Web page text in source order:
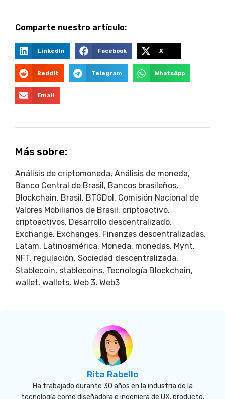
Comparte nuestro artículo:
LinkedIn Facebook X
Reddit Telegram WhatsApp
Email
Más sobre:
Análisis de criptomoneda, Análisis de moneda,
Banco Central de Brasil , Bancos brasileños,
Blockchain, Brasil , BTGDol , Comisión Nacional de
Valores Mobiliarios de Brasil , criptoactivo,
criptoactivos, Desarrollo descentralizado,
Exchange, Exchanges, Finanzas descentralizadas,
Latam, Latinoamérica, Moneda, monedas, Mynt,
NFT, regulación, Sociedad descentralizada,
Stablecoin, stablecoins, Tecnología Blockchain,
wallet, wallets, Web 3, Web3
Rita Rabello
Ha trabajado durante 30 años en la industria de la